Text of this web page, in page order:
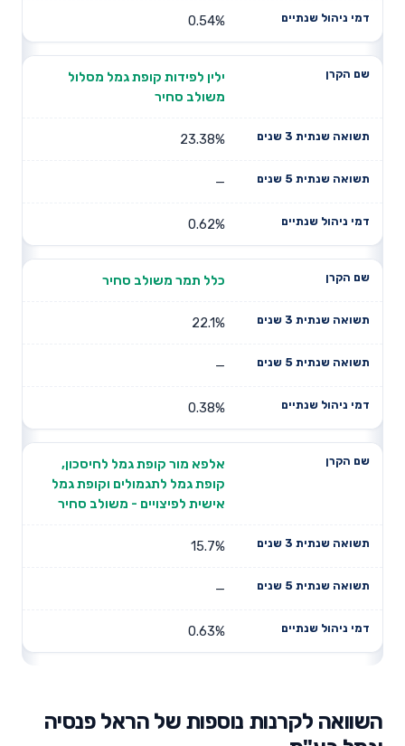
0.54%
ילין לפידות קופת גמל מסלול
משולב סחיר
23.38%
—
0.62%
כלל תמר משולב סחיר
22.1%
—
0.38%
אלפא מור קופת גמל לחיסכון,
קופת גמל לתגמולים וקופת גמל
אישית לפיצויים - משולב סחיר
15.7%
—
0.63%
השוואה לקרנות נוספות של הראל פנסיה